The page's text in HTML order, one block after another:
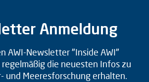
Anmeldung
AWI-Newsletter "Inside AWI"
die neuesten Infos zu
und Meeresforschung erhalten.